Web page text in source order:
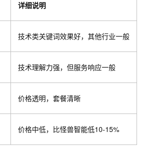
详细说明
技术类关键词效果好，其他行业一般
技术理解力强，但服务响应一般
价格透明，套餐清晰
价格中低，比怪兽智能低10-15%